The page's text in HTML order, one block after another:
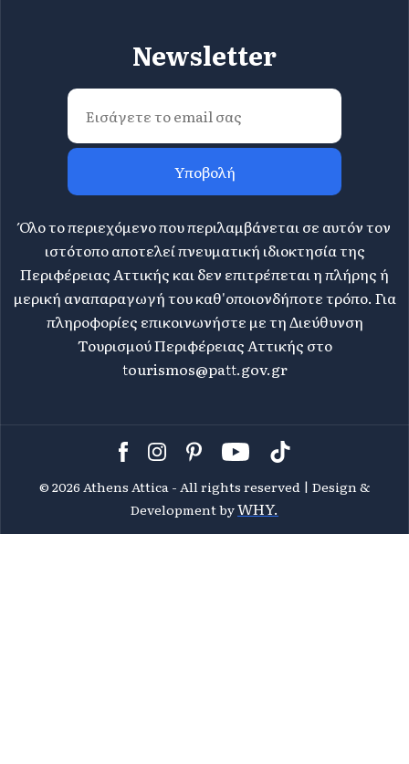
Newsletter
Υποβολή
Όλο το περιεχόμενο που περιλαμβάνεται σε αυτόν τον
ιστότοπο αποτελεί πνευματική ιδιοκτησία της
Περιφέρειας Αττικής και δεν επιτρέπεται η πλήρης ή
μερική αναπαραγωγή του καθ'οποιονδήποτε τρόπο. Για
πληροφορίες επικοινωνήστε με τη Διεύθυνση
Τουρισμού Περιφέρειας Αττικής στο
tourismos@patt.gov.gr
© 2026 Athens Attica - All rights reserved | Design &
Development byWHY.